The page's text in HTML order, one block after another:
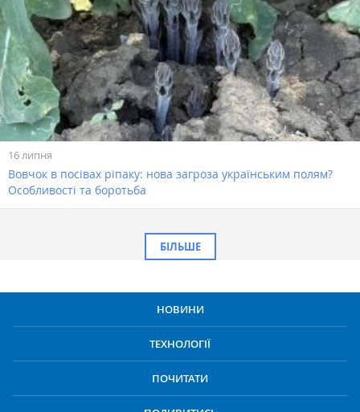
16 липня
Вовчок в посівах ріпаку: нова загроза українським полям?
Особливості та боротьба
БІЛЬШЕ
НОВИНИ
ТЕХНОЛОГІЇ
ПОЧИТАТИ